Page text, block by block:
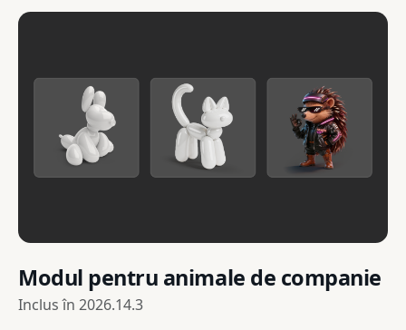
Modul pentru animale de companie
Inclus în 2026.14.3